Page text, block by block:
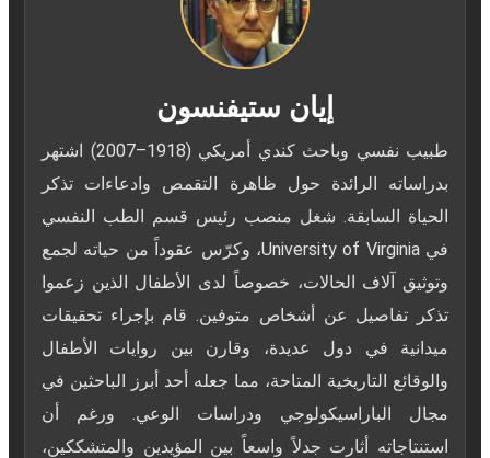
إيان ستيفنسون
طبيب نفسي وباحث كندي أمريكي (1918–2007) اشتهر
بدراساته الرائدة حول ظاهرة التقمص وادعاءات تذكر
الحياة السابقة. شغل منصب رئيس قسم الطب النفسي
في University of Virginia، وكرّس عقوداً من حياته لجمع
وتوثيق آلاف الحالات، خصوصاً لدى الأطفال الذين زعموا
تذكر تفاصيل عن أشخاص متوفين. قام بإجراء تحقيقات
ميدانية في دول عديدة، وقارن بين روايات الأطفال
والوقائع التاريخية المتاحة، مما جعله أحد أبرز الباحثين في
مجال الباراسيكولوجي ودراسات الوعي. ورغم أن
استنتاجاته أثارت جدلاً واسعاً بين المؤيدين والمتشككين،